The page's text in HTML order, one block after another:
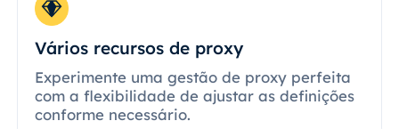
Vários recursos de proxy
Experimente uma gestão de proxy perfeita
com a flexibilidade de ajustar as definições
conforme necessário.